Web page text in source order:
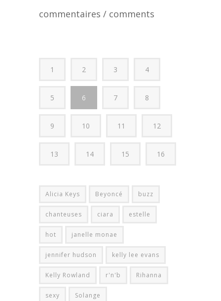
commentaires / comments
1 2 3 4
5 6 7 8
9 10 11 12
13 14 15 16
Alicia Keys Beyoncé buzz
chanteuses ciara estelle
hot janelle monae
jennifer hudson kelly lee evans
Kelly Rowland r'n'b Rihanna
sexy Solange